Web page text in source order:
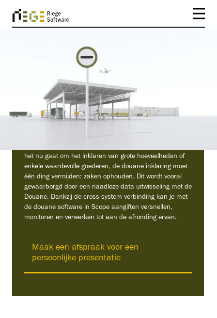
INDUSTRIEËN
Douane Expeditie
het nu gaat om het inklaren van grote hoeveelheden of
enkele waardevolle goederen, de douane inklaring moet
één ding vermijden: zaken ophouden. Dit wordt vooral
gewaarborgd door een naadloze data uitwisseling met de
Douane. Dankzij de cross-system verbinding kan je met
de douane software in Scope aangiften versnellen,
monitoren en verwerken tot aan de afronding ervan.
Maak een afspraak voor een
persoonlijke presentatie